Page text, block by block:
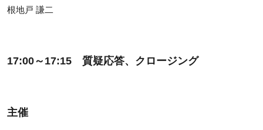
根地戸 謙二
17:00～17:15 質疑応答、クロージング
主催